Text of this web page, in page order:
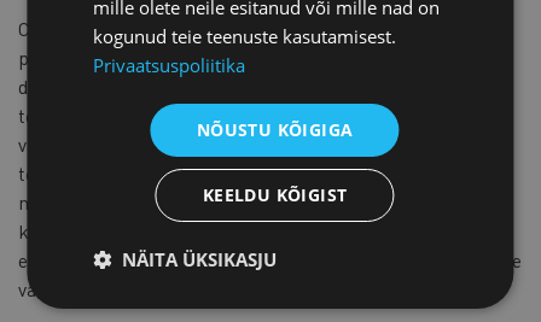
Cybernetica AS on Eesti teadus- ja arendustegevusel
põhinev infotehnoloogiaettevõte, mis arendab turvalisi
digilahendusi nii avalikule kui ka erasektorile. Cybernetica
tegeleb digitaalsete identiteetide, andmete turvalise
vahetuse, krüptograafia ning privaatsust tagavate
tehnoloogiate arendamisega. Lisaks arendab ettevõte ka
mereseire- ja sidesüsteeme. Cybernetica tehnoloogiaid
kasutatakse rohkem kui 35 riigis üle maailma, mistõttu on
ettevõte oluline rahvusvaheline tegija digiriigi ja küberturbe
valdkonnas.
mille olete neile esitanud või mille nad on
kogunud teie teenuste kasutamisest.
Privaatsuspoliitika
NÕUSTU KÕIGIGA
KEELDU KÕIGIST
NÄITA ÜKSIKASJU